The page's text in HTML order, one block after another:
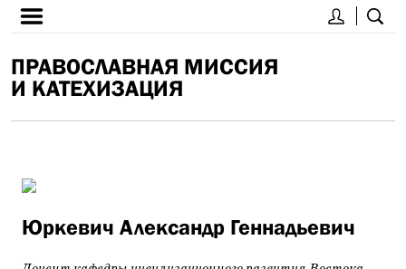
ПРАВОСЛАВНАЯ МИССИЯ
И КАТЕХИЗАЦИЯ
Юркевич Александр Геннадьевич